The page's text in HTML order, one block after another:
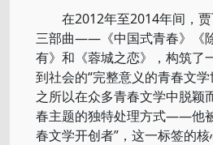
在2012年至2014年间，贾
三部曲——《中国式青春》《
有》和《蓉城之恋》，构筑了
到社会的“完整意义的青春文
之所以在众多青春文学中脱颖
春主题的独特处理方式——他
春文学开创者”，这一标签的